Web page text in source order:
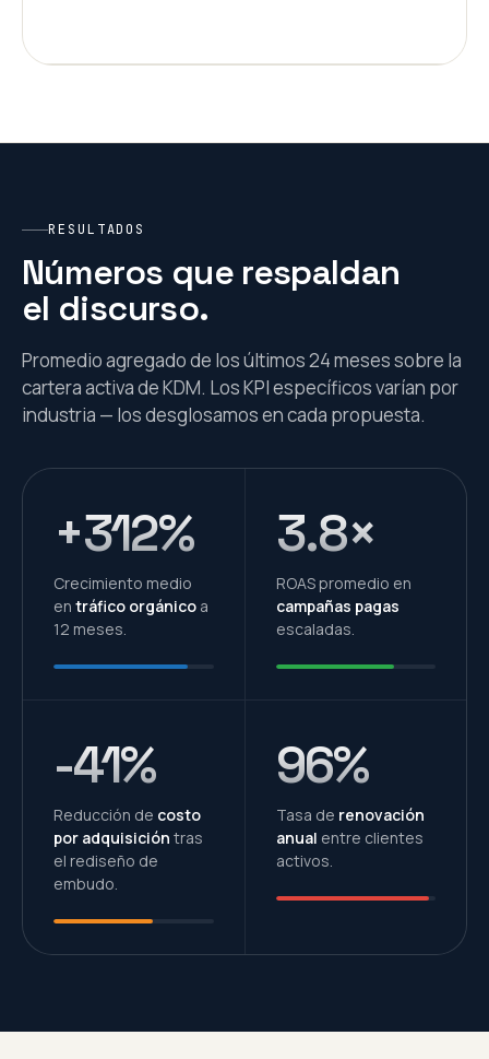
RESULTADOS
Números que respaldan
el discurso.
Promedio agregado de los últimos 24 meses sobre la
cartera activa de KDM. Los KPI específicos varían por
industria — los desglosamos en cada propuesta.
+312%
Crecimiento medio
en tráfico orgánico a
12 meses.
3.8×
ROAS promedio en
campañas pagas
escaladas.
-41%
Reducción de costo
por adquisición tras
el rediseño de
embudo.
96%
Tasa de renovación
anual entre clientes
activos.